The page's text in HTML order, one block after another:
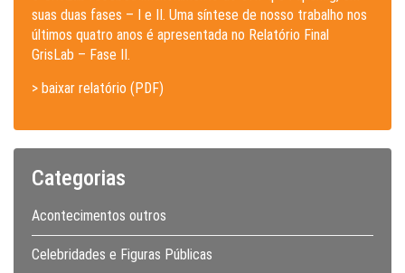
suas duas fases – I e II. Uma síntese de nosso trabalho nos
últimos quatro anos é apresentada no Relatório Final
GrisLab – Fase II.
> baixar relatório (PDF)
Categorias
Acontecimentos outros
Celebridades e Figuras Públicas